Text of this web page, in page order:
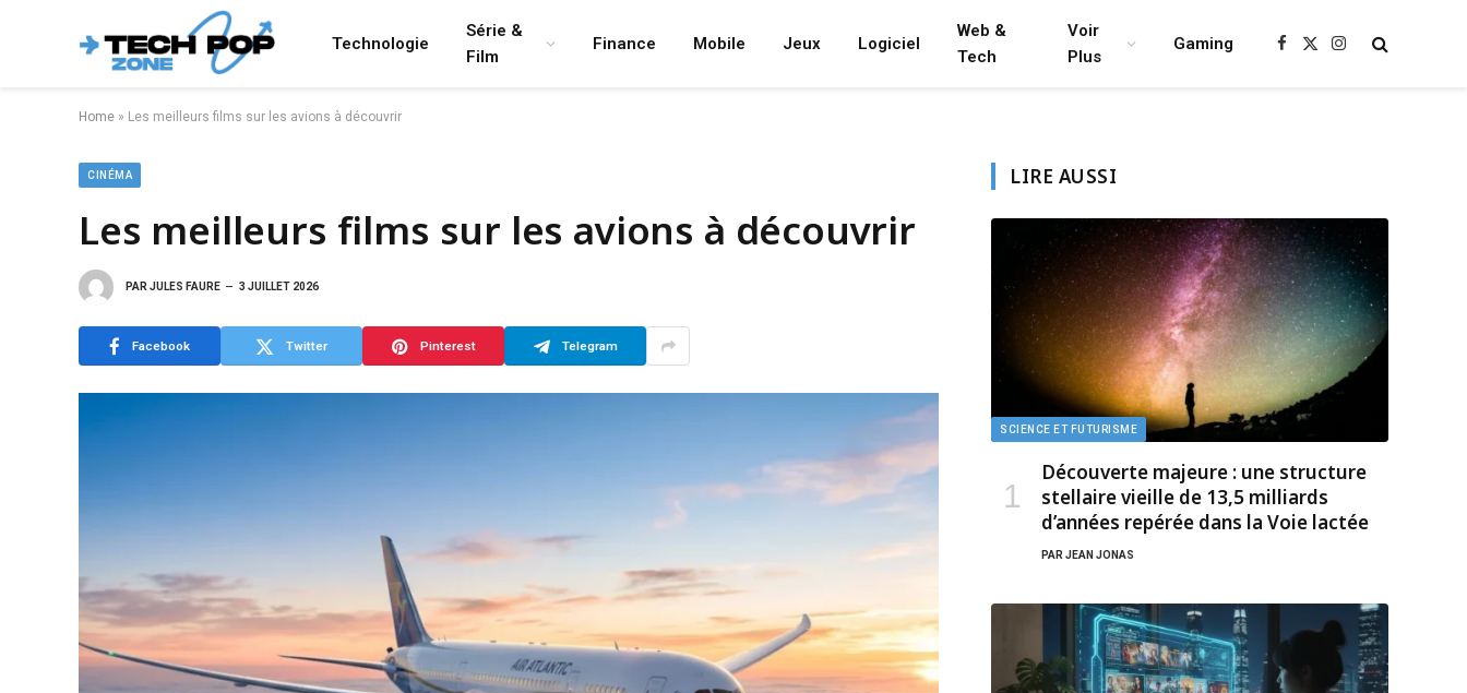
Technologie
Série &
Film
Finance Mobile Jeux Logiciel
Web &
Tech
Voir
Plus
Gaming Facebook
X
Instagram
Home » Les meilleurs films sur les avions à découvrir
CINÉMA
Les meilleurs films sur les avions à découvrir
PAR JULES FAURE 3 JUILLET 2026
Facebook Twitter Pinterest Telegram
LIRE AUSSI
SCIENCE ET FUTURISME
Découverte majeure : une structure
stellaire vieille de 13,5 milliards
d’années repérée dans la Voie lactée
PAR JEAN JONAS